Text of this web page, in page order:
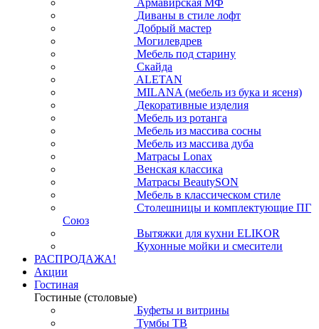
Диваны в стиле лофт
Добрый мастер
Могилевдрев
Мебель под старину
Скайда
ALETAN
MILANA (мебель из бука и ясеня)
Декоративные изделия
Мебель из ротанга
Мебель из массива сосны
Мебель из массива дуба
Матрасы Lonax
Венская классика
Матрасы BeautySON
Мебель в классическом стиле
Столешницы и комплектующие ПГ
Союз
Вытяжки для кухни ELIKOR
Кухонные мойки и смесители
РАСПРОДАЖА!
Акции
Гостиная
Гостиные (столовые)
Буфеты и витрины
Тумбы ТВ